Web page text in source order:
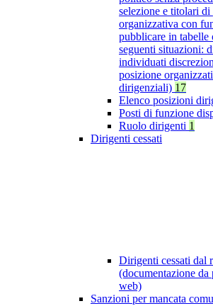
selezione e titolari di
organizzativa con
pubblicare in tabelle
seguenti situazioni:
individuati
posizione
dirigenziali) 17
Elenco posizioni
Posti di funzione
Ruolo dirigenti 1
Dirigenti cessati
Dirigenti cessati dal
(documentazione
web)
Sanzioni per mancata